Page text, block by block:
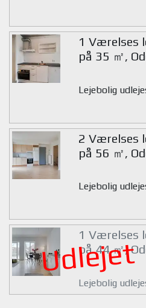
1 Værelses
på 35 ㎡,
Lejebolig
2 Værelses
på 56 ㎡,
Lejebolig
Udlejet
1 Værelses
på 44 ㎡,
Lejebolig